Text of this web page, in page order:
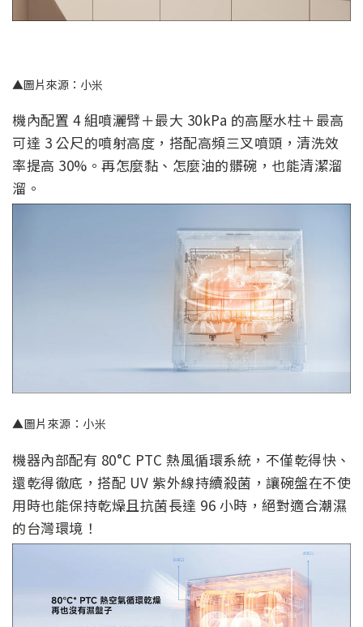
▲圖片來源：小米
機內配置 4 組噴灑臂＋最大 30kPa 的高壓水柱＋最高
可達 3 公尺的噴射高度，搭配高頻三叉噴頭，清洗效
率提高 30%。再怎麼黏、怎麼油的髒碗，也能清潔溜
溜。
▲圖片來源：小米
機器內部配有 80°C PTC 熱風循環系統，不僅乾得快、
還乾得徹底，搭配 UV 紫外線持續殺菌，讓碗盤在不使
用時也能保持乾燥且抗菌長達 96 小時，絕對適合潮濕
的台灣環境！